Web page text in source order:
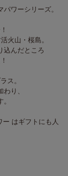
ワーシリーズ。
火山・桜島。
込んだところ
ス。
り、
はギフトにも人